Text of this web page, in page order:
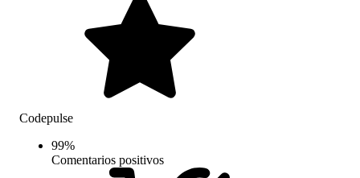
Codepulse
99%
Comentarios positivos